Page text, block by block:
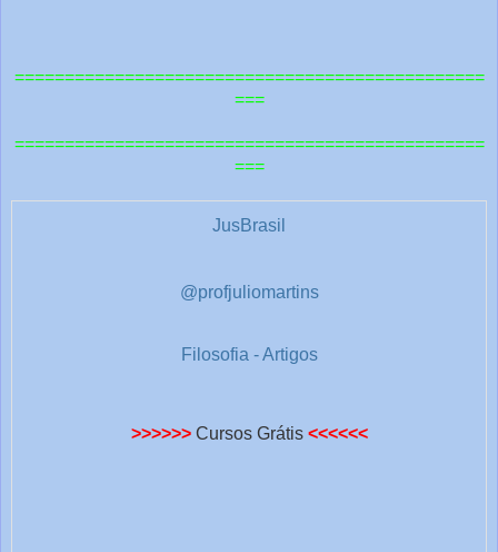
a
1
===============================================
===
===============================================
===
JusBrasil
@profjuliomartins
Filosofia - Artigos
>>>>>> Cursos Grátis <<<<<<